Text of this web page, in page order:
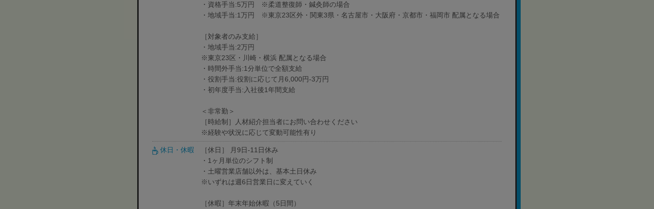
・資格手当:5万円 ※柔道整復師・鍼灸師の場合
・地域手当:1万円 ※東京23区外・関東3県・名古屋市・大阪府・京都市・福岡市 配属となる場合
［対象者のみ支給］
・地域手当:2万円
※東京23区・川崎・横浜 配属となる場合
・時間外手当:1分単位で全額支給
・役割手当:役割に応じて月6,000円-3万円
・初年度手当:入社後1年間支給
＜非常勤＞
［時給制］人材紹介担当者にお問い合わせください
※経験や状況に応じて変動可能性有り
休日・休暇
［休日］ 月9日-11日休み
・1ヶ月単位のシフト制
・土曜営業店舗以外は、基本土日休み
※いずれは週6日営業日に変えていく
［休暇］年末年始休暇（5日間）